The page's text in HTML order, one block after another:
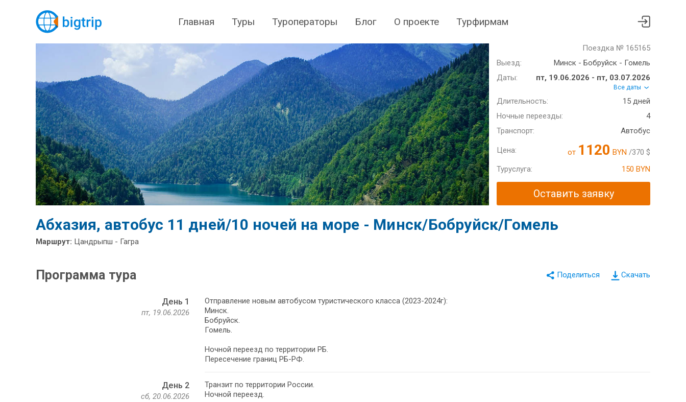
Главная Туры Туроператоры Блог О проекте Турфирмам
Поездка № 165165
Выезд:
Минск - Бобруйск - Гомель
Даты:
пт, 19.06.2026 - пт, 03.07.2026
Все даты
Длительность:
15 дней
Ночные переезды:
4
Транспорт:
Автобус
Цена: от 1120 BYN /370 $
Туруслуга:
150 BYN
Оставить заявку
Абхазия, автобус 11 дней/10 ночей на море - Минск/Бобруйск/Гомель
Маршрут: Цандрыпш - Гагра
Скачать
Программа тура
День 1
пт, 19.06.2026
Отправление новым автобусом туристического класса (2023-2024г):
Минск.
Бобруйск.
Гомель.
Ночной переезд по территории РБ.
Пересечение границ РБ-РФ.
День 2
сб, 20.06.2026
Транзит по территории России.
Ночной переезд.